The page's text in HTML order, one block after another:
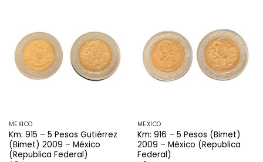
MÉXICO
Km: 915 – 5 Pesos Gutiérrez
(Bimet) 2009 – México
(Republica Federal)
MÉXICO
Km: 916 – 5 Pesos (Bimet)
2009 – México (Republica
Federal)